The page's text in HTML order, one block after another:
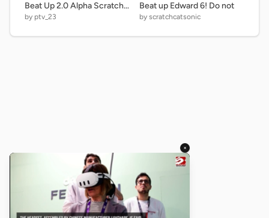
Beat Up 2.0 Alpha Scratch Cat v2
by ptv_23
Beat up Edward 6! Do not
by scratchcatsonic
×